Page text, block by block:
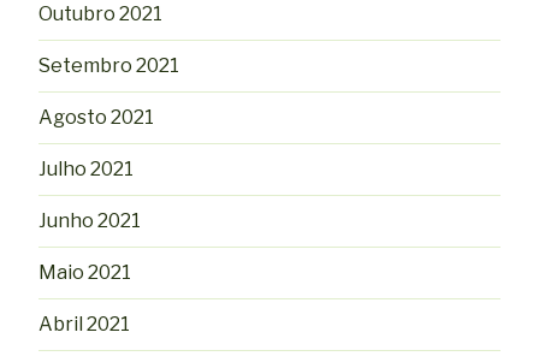
Outubro 2021
Setembro 2021
Agosto 2021
Julho 2021
Junho 2021
Maio 2021
Abril 2021